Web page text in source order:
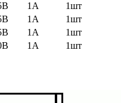
1А
1шт
1А
1шт
1А
1шт
1А 1шт